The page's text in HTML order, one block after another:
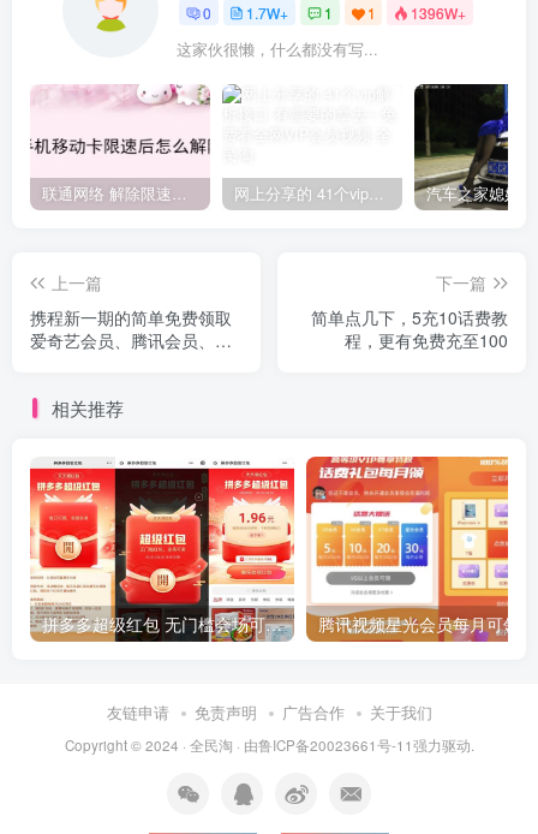
0 1.7W+ 1 1 1396W+
这家伙很懒，什么都没有写...
联通网络 解除限速方法参考！畅享、畅玩、老白干等及其它地区自测了 网上分享的 41个vip解析接口 有需要的拿去~ 免费看全网VIP会员视频
上一篇
携程新一期的简单免费领取
爱奇艺会员、腾讯会员、实
下一篇
简单点几下，5充10话费教
程，更有免费充至100
相关推荐
拼多多超级红包 无门槛会场可用 天天可领 最高88.88元
友链申请 免责声明 广告合作 关于我们
Copyright © 2024 · 全民淘 · 由鲁ICP备20023661号-11强力驱动.